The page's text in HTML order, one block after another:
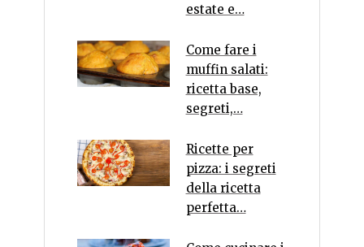
estate e…
Come fare i
muffin salati:
ricetta base,
segreti,…
Ricette per
pizza: i segreti
della ricetta
perfetta…